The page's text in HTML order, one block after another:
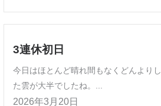
3連休初日
今日はほとんど晴れ間もなくどんよりし
た雲が大半でしたね。...
2026年3月20日